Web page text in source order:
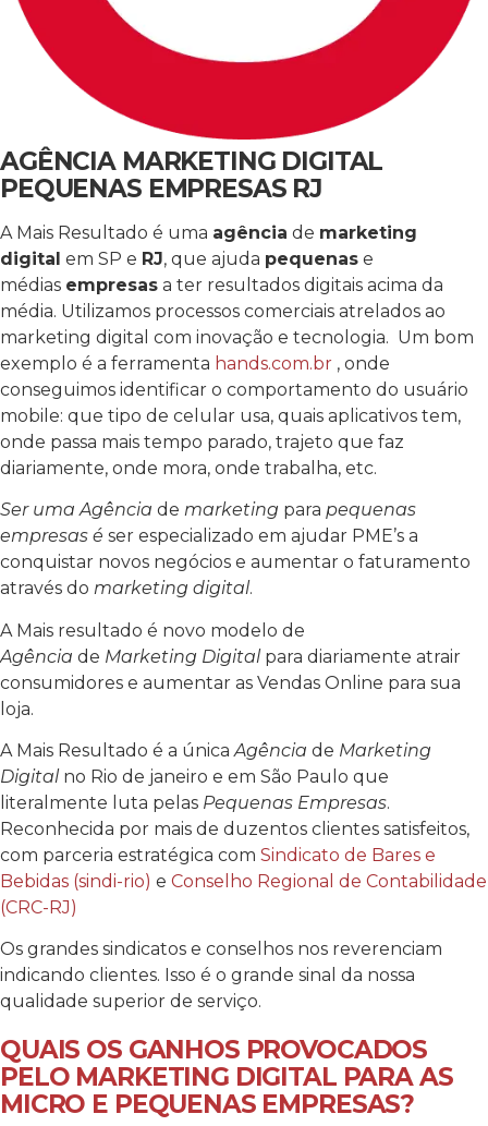
AGÊNCIA MARKETING DIGITAL
PEQUENAS EMPRESAS RJ
A Mais Resultado é uma agência de marketing
digital em SP e RJ, que ajuda pequenas e
médias empresas a ter resultados digitais acima da
média. Utilizamos processos comerciais atrelados ao
marketing digital com inovação e tecnologia. Um bom
exemplo é a ferramenta hands.com.br , onde
conseguimos identificar o comportamento do usuário
mobile: que tipo de celular usa, quais aplicativos tem,
onde passa mais tempo parado, trajeto que faz
diariamente, onde mora, onde trabalha, etc.
Ser uma Agência de marketing para pequenas
empresas é ser especializado em ajudar PME’s a
conquistar novos negócios e aumentar o faturamento
através do marketing digital.
A Mais resultado é novo modelo de
Agência de Marketing Digitalpara diariamente atrair
consumidores e aumentar as Vendas Online para sua
loja.
A Mais Resultado é a únicaAgência de Marketing
Digitalno Rio de janeiro e em São Paulo que
literalmente luta pelas Pequenas Empresas.
Reconhecida por mais de duzentos clientes satisfeitos,
com parceria estratégica com Sindicato de Bares e
Bebidas (sindi-rio) e Conselho Regional de Contabilidade
(CRC-RJ)
Os grandes sindicatos e conselhos nos reverenciam
indicando clientes. Isso é o grande sinal da nossa
qualidade superior de serviço.
QUAIS OS GANHOS PROVOCADOS
PELO MARKETING DIGITAL PARA AS
MICRO E PEQUENAS EMPRESAS?